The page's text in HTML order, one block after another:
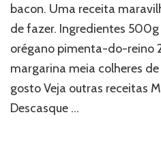
bacon. Uma receita
de fazer. Ingredientes
orégano pimenta-do-reino
margarina meia colheres
gosto Veja outras receitas
Descasque …